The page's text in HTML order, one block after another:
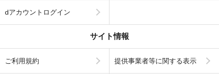
dアカウントログイン
サイト情報
ご利用規約 提供事業者等に関する表示